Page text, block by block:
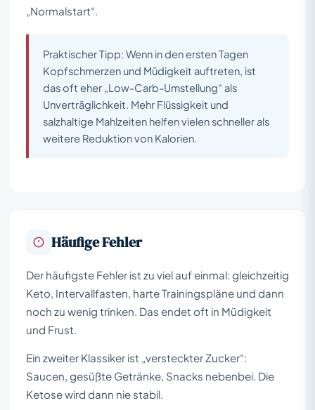
„Normalstart“.
Praktischer Tipp: Wenn in den ersten Tagen
Kopfschmerzen und Müdigkeit auftreten, ist
das oft eher „Low-Carb-Umstellung“ als
Unverträglichkeit. Mehr Flüssigkeit und
salzhaltige Mahlzeiten helfen vielen schneller als
weitere Reduktion von Kalorien.
Häufige Fehler
Der häufigste Fehler ist zu viel auf einmal: gleichzeitig
Keto, Intervallfasten, harte Trainingspläne und dann
noch zu wenig trinken. Das endet oft in Müdigkeit
und Frust.
Ein zweiter Klassiker ist „versteckter Zucker“:
Saucen, gesüßte Getränke, Snacks nebenbei. Die
Ketose wird dann nie stabil.